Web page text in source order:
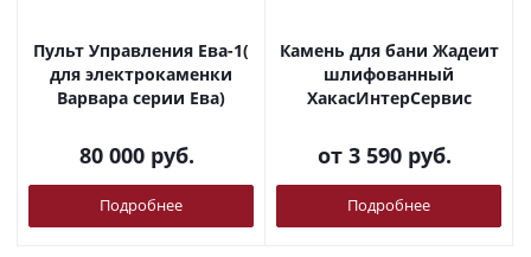
Пульт Управления Ева-1(
для электрокаменки
Варвара серии Ева)
80 000 руб.
Подробнее
Камень для бани Жадеит
шлифованный
ХакасИнтерСервис
от 3 590 руб.
Подробнее